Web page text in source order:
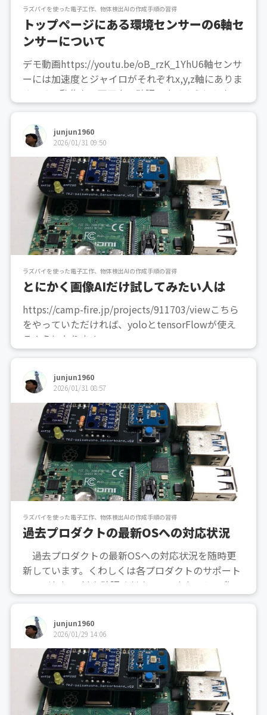
ラズパイを使った電子工作、物体検出AIの作成手順の習得
トップページにある環境センサーの6軸セ
ンサーについて
デモ動画https://youtu.be/oB_rzK_1YhU6軸センサ
ーには加速度とジャイロがそれぞれx,y,z軸にありま
す。その動作を、画面上で確認できるようにしたデ
モプログラムが付属します。
junjun1960
2026/01/31 09:50
ラズパイを使った電子工作、物体検出AIの作成手順の習得
とにかく画像AIだけ試してみたい人は
https://camp-fire.jp/projects/911703/viewこちら
をやっていただければ、yoloとtensorFlowが使え
るようになります。
junjun1960
2026/01/31 08:57
ラズパイを使った電子工作、物体検出AIの作成手順の習得
過去プロダクトの最新OSへの対応状況
過去プロダクトの最新OSへの対応状況を随時更
新しています。くわしくは各プロダクトのサポート
ページ(GitHub)を確認ください。 (piシリーズ)
* Trixie13.3がリリースされました。(2026-01) 過
去プロダクトの最新OS「Trixie 13.3(64bit)」への
対応状況...junjun1960
2026/01/29 14:06